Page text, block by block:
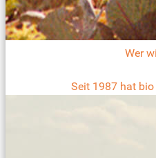
Wer
Seit 1987 hat